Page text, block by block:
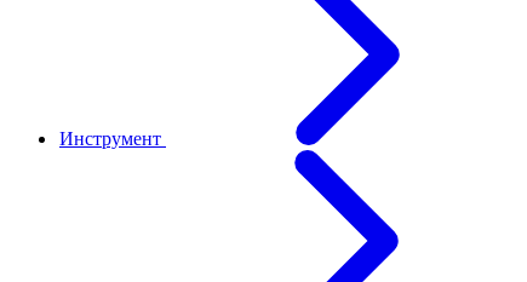
Инструмент